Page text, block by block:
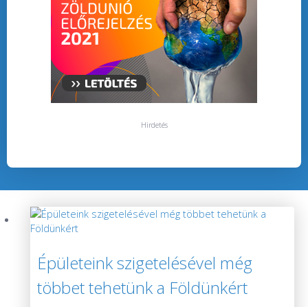
Hirdetés
Épületeink szigetelésével még
többet tehetünk a Földünkért